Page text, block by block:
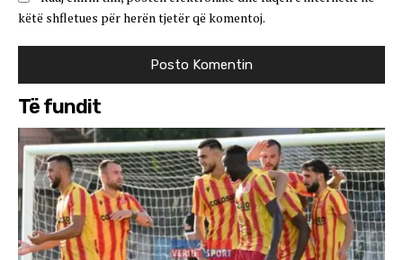
këtë shfletues për herën tjetër që komentoj.
Të fundit